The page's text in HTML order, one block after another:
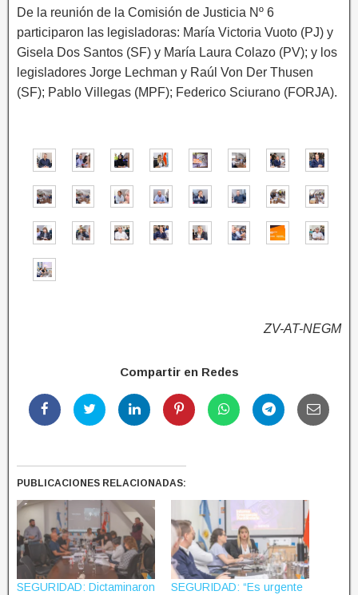
De la reunión de la Comisión de Justicia Nº 6
participaron las legisladoras: María Victoria Vuoto (PJ) y
Gisela Dos Santos (SF) y María Laura Colazo (PV); y los
legisladores Jorge Lechman y Raúl Von Der Thusen
(SF); Pablo Villegas (MPF); Federico Sciurano (FORJA).
ZV-AT-NEGM
Compartir en Redes
PUBLICACIONES RELACIONADAS:
SEGURIDAD: Dictaminaron
SEGURIDAD: “Es urgente